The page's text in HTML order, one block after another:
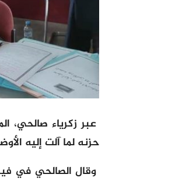
عبر زكرياء صالحي،
حزنه لما آلت إليه
وقال الصالحي في